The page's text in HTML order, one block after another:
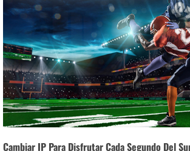
Cambiar IP Para Disfrutar Cada Segundo Del